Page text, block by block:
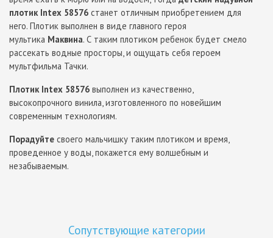
плотик Intex 58576 станет отличным приобретением для
него. Плотик выполнен в виде главного героя
мультика Маквина. С таким плотиком ребенок будет смело
рассекать водные просторы, и ощущать себя героем
мультфильма Тачки.
Плотик Intex 58576 выполнен из качественно,
высокопрочного винила, изготовленного по новейшим
современным технологиям.
Порадуйте своего мальчишку таким плотиком и время,
проведенное у воды, покажется ему волшебным и
незабываемым.
Сопутствующие категории